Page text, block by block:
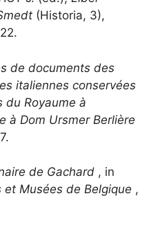
(Historia, 3),
de documents des
italiennes conservées
du Royaume à
à Dom Ursmer Berlière
de Gachard , in
Musées de Belgique ,